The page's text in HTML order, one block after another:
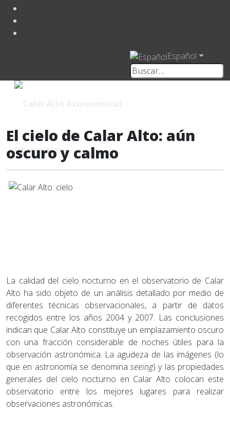
Español
El cielo de Calar Alto: aún
oscuro y calmo
La calidad del cielo nocturno en el observatorio de Calar
Alto ha sido objeto de un análisis detallado por medio de
diferentes técnicas observacionales, a partir de datos
recogidos entre los años 2004 y 2007. Las conclusiones
indican que Calar Alto constituye un emplazamiento oscuro
con una fracción considerable de noches útiles para la
observación astronómica. La agudeza de las imágenes (lo
que en astronomía se denomina seeing) y las propiedades
generales del cielo nocturno en Calar Alto colocan este
observatorio entre los mejores lugares para realizar
observaciones astronómicas.